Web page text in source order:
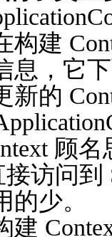
构建
息，它
新的
顾
访问到
少。
建